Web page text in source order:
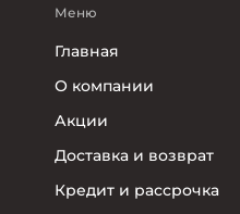
Меню
Главная
О компании
Акции
Доставка и возврат
Кредит и рассрочка